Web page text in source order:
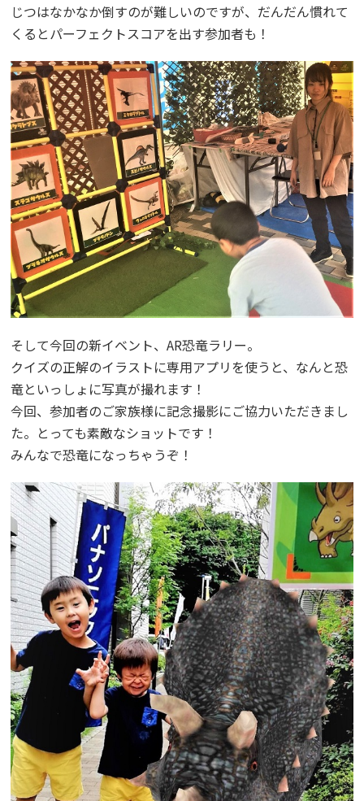
じつはなかなか倒すのが難しいのですが、だんだん慣れて
くるとパーフェクトスコアを出す参加者も！
そして今回の新イベント、AR恐竜ラリー。
クイズの正解のイラストに専用アプリを使うと、なんと恐
竜といっしょに写真が撮れます！
今回、参加者のご家族様に記念撮影にご協力いただきまし
た。とっても素敵なショットです！
みんなで恐竜になっちゃうぞ！